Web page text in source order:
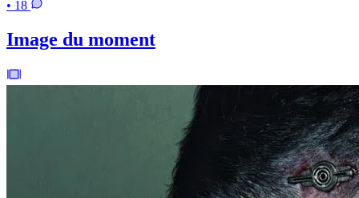
• 18
Image du moment